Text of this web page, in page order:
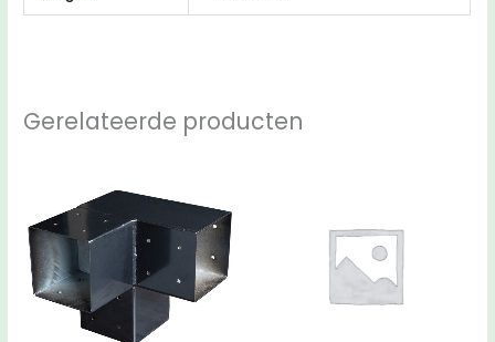
Gerelateerde producten